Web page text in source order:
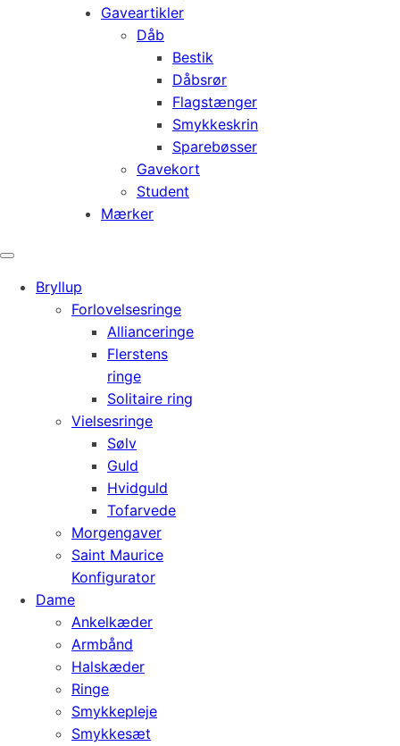
Gaveartikler
Dåb
Bestik
Dåbsrør
Flagstænger
Smykkeskrin
Sparebøsser
Gavekort
Student
Mærker
Bryllup
Forlovelsesringe
Allianceringe
Flerstens
ringe
Solitaire ring
Vielsesringe
Sølv
Guld
Hvidguld
Tofarvede
Morgengaver
Saint Maurice
Konfigurator
Dame
Ankelkæder
Armbånd
Halskæder
Ringe
Smykkepleje
Smykkesæt